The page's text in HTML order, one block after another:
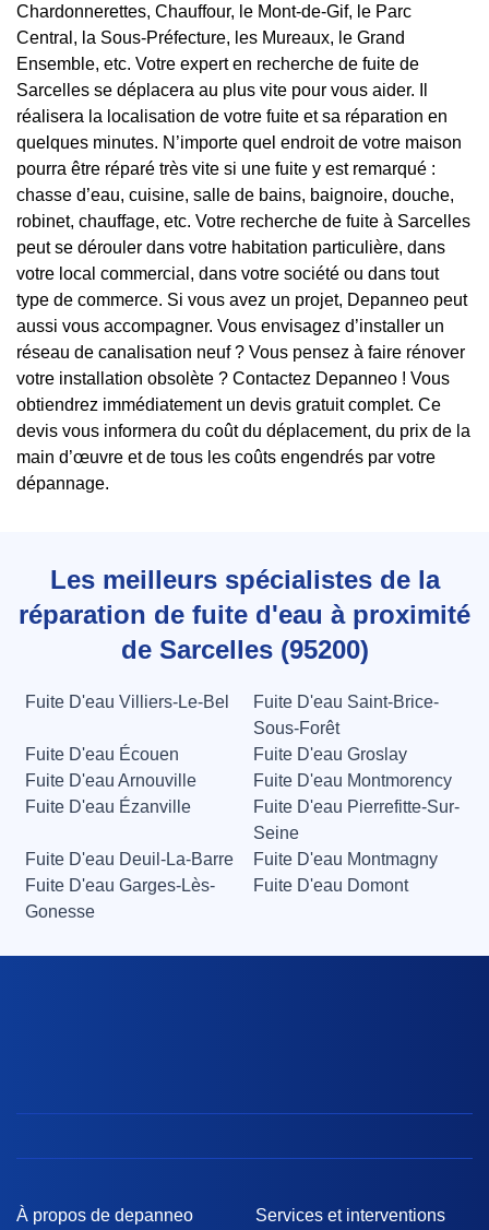
Chardonnerettes, Chauffour, le Mont-de-Gif, le Parc
Central, la Sous-Préfecture, les Mureaux, le Grand
Ensemble, etc. Votre expert en recherche de fuite de
Sarcelles se déplacera au plus vite pour vous aider. Il
réalisera la localisation de votre fuite et sa réparation en
quelques minutes. N’importe quel endroit de votre maison
pourra être réparé très vite si une fuite y est remarqué :
chasse d’eau, cuisine, salle de bains, baignoire, douche,
robinet, chauffage, etc. Votre recherche de fuite à Sarcelles
peut se dérouler dans votre habitation particulière, dans
votre local commercial, dans votre société ou dans tout
type de commerce. Si vous avez un projet, Depanneo peut
aussi vous accompagner. Vous envisagez d’installer un
réseau de canalisation neuf ? Vous pensez à faire rénover
votre installation obsolète ? Contactez Depanneo ! Vous
obtiendrez immédiatement un devis gratuit complet. Ce
devis vous informera du coût du déplacement, du prix de la
main d’œuvre et de tous les coûts engendrés par votre
dépannage.
Les meilleurs spécialistes de la
réparation de fuite d'eau à proximité
de Sarcelles (95200)
Fuite D'eau Villiers-Le-Bel
Fuite D'eau Saint-Brice-
Sous-Forêt
Fuite D'eau Écouen
Fuite D'eau Groslay
Fuite D'eau Arnouville
Fuite D'eau Montmorency
Fuite D'eau Ézanville
Fuite D'eau Pierrefitte-Sur-
Seine
Fuite D'eau Deuil-La-Barre
Fuite D'eau Montmagny
Fuite D'eau Garges-Lès-
Gonesse
Fuite D'eau Domont
À propos de depanneo
Services et interventions